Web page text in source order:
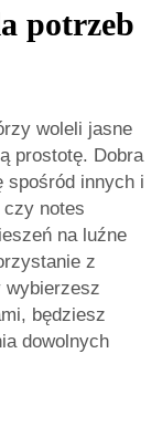
potrzeb
woleli jasne
prostotę. Dobra
spośród innych i
notes
na luźne
z
wybierzesz
będziesz
dowolnych